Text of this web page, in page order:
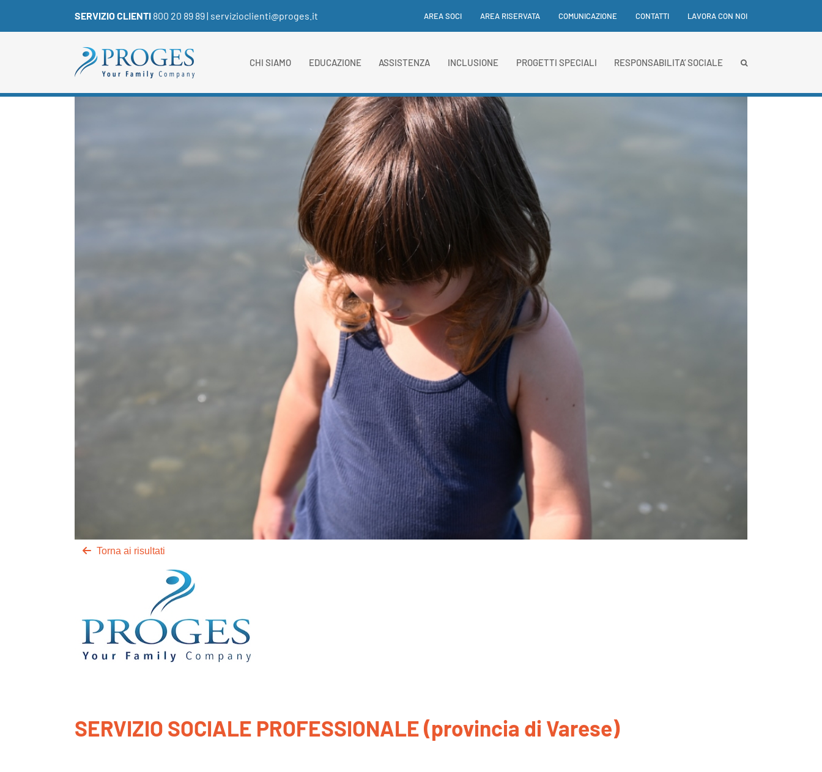
contenuto
SERVIZIO CLIENTI800 20 89 89| servizioclienti@proges.it AREA SOCI AREA RISERVATA COMUNICAZIONE CONTATTI LAVORA CON NOI
CHI SIAMO EDUCAZIONE ASSISTENZA INCLUSIONE PROGETTI SPECIALI RESPONSABILITA’ SOCIALE
Torna ai risultati
SERVIZIO SOCIALE PROFESSIONALE (provincia di Varese)